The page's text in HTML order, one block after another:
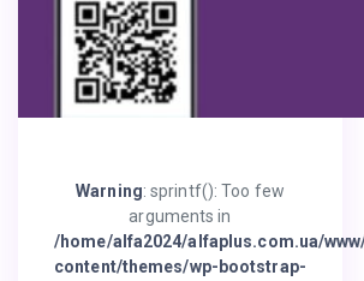
Warning: sprintf(): Too few
arguments in
/home/alfa2024/alfaplus.com.ua/
content/themes/wp-bootstrap-